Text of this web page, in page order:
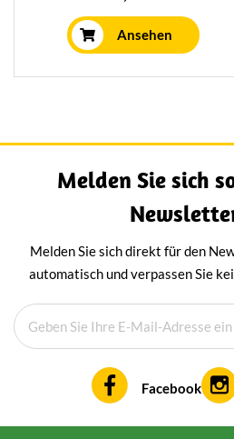
Luxus verleihen kann. Das
Pulver wird aus getrockneten
Trüffeln hergestellt, was ihm
einen intensiven und reichen
perfekt für Pasta, Fleisch, Fisch,
Ansehen
Melden Sie sich
Melden Sie sich direkt für den
automatisch und verpassen Sie
Facebook